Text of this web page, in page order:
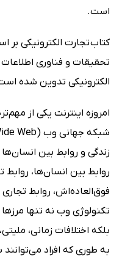
است.
کتاب تجارت الکترونیکی
تحقیقات و فناوری
الکترونیکی تدوین شده
امروزه اینترنت یکی از
زندگی و روابط بین
روابط بین انسان‌ها،
فوق‌العاده‌اش، روابط
تکنولوژی وب نه تنها
بلکه اختلافات زمانی،
به طوری که افراد می‌توانند